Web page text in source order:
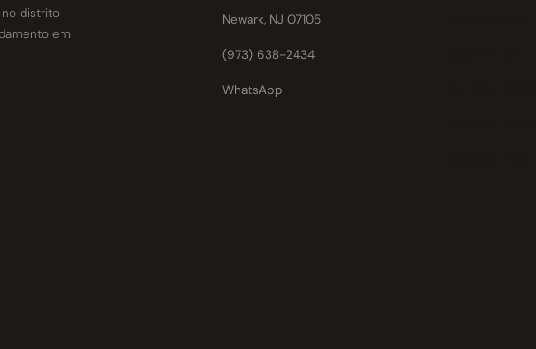
distrito
em
Newark, NJ 07105
(973) 638-2434
WhatsApp